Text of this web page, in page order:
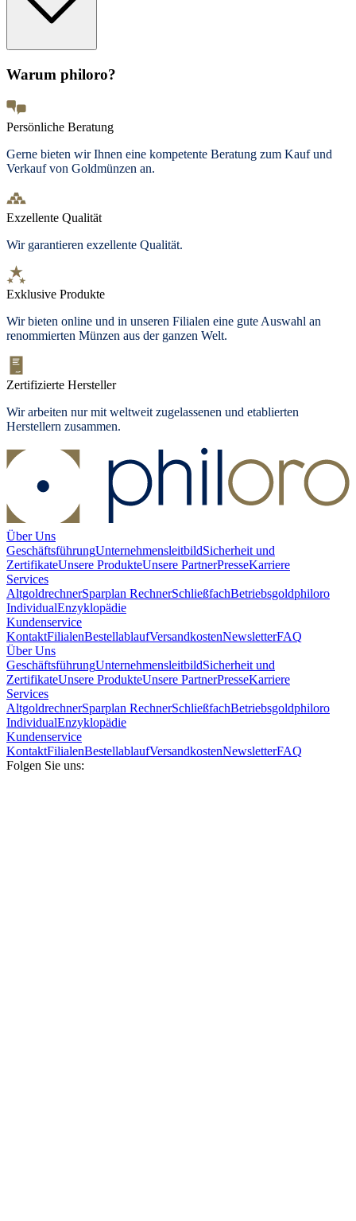
Warum philoro?
Persönliche Beratung
Gerne bieten wir Ihnen eine kompetente Beratung zum Kauf und
Verkauf von Goldmünzen an.
Exzellente Qualität
Wir garantieren exzellente Qualität.
Exklusive Produkte
Wir bieten online und in unseren Filialen eine gute Auswahl an
renommierten Münzen aus der ganzen Welt.
Zertifizierte Hersteller
Wir arbeiten nur mit weltweit zugelassenen und etablierten
Herstellern zusammen.
Über Uns
GeschäftsführungUnternehmensleitbildSicherheit und
ZertifikateUnsere ProdukteUnsere PartnerPresseKarriere
Services
AltgoldrechnerSparplan RechnerSchließfachBetriebsgoldphiloro
IndividualEnzyklopädie
Kundenservice
KontaktFilialenBestellablaufVersandkostenNewsletterFAQ
Über Uns
GeschäftsführungUnternehmensleitbildSicherheit und
ZertifikateUnsere ProdukteUnsere PartnerPresseKarriere
Services
AltgoldrechnerSparplan RechnerSchließfachBetriebsgoldphiloro
IndividualEnzyklopädie
Kundenservice
KontaktFilialenBestellablaufVersandkostenNewsletterFAQ
Folgen Sie uns: